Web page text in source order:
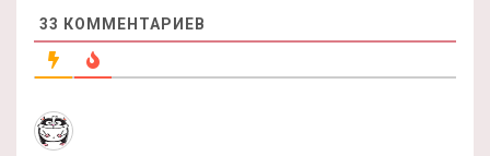
33 КОММЕНТАРИЕВ